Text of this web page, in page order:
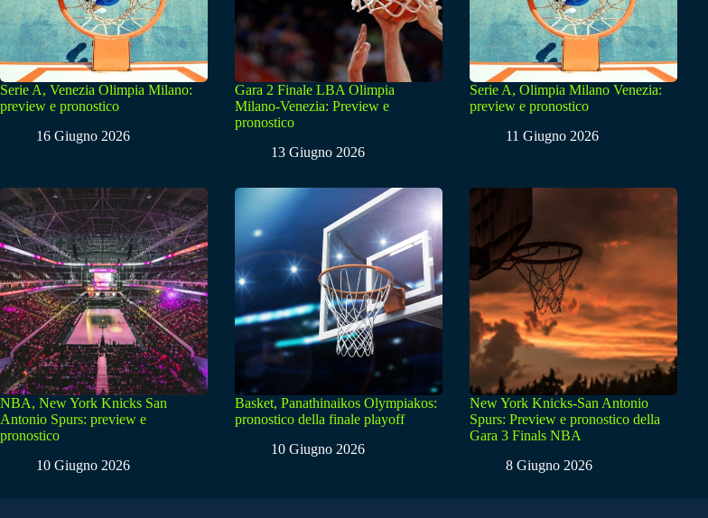
Serie A, Venezia Olimpia Milano:
preview e pronostico
16 Giugno 2026
Gara 2 Finale LBA Olimpia
Milano-Venezia: Preview e
pronostico
13 Giugno 2026
Serie A, Olimpia Milano Venezia:
preview e pronostico
11 Giugno 2026
NBA, New York Knicks San
Antonio Spurs: preview e
pronostico
10 Giugno 2026
Basket, Panathinaikos Olympiakos:
pronostico della finale playoff
10 Giugno 2026
New York Knicks-San Antonio
Spurs: Preview e pronostico della
Gara 3 Finals NBA
8 Giugno 2026